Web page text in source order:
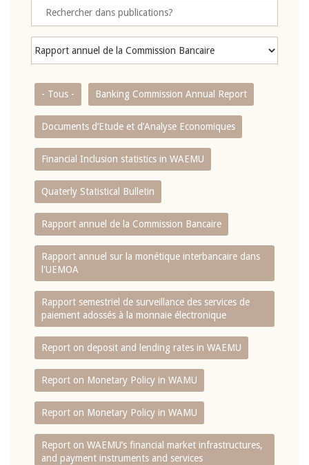
- Tous - Banking Commission Annual Report
Documents d’Etude et d’Analyse Economiques
Financial Inclusion statistics in WAEMU
Quaterly Statistical Bulletin
Rapport annuel de la Commission Bancaire
Rapport annuel sur la monétique interbancaire dans
l'UEMOA
Rapport semestriel de surveillance des services de
paiement adossés à la monnaie électronique
Report on deposit and lending rates in WAEMU
Report on Monetary Policy in WAMU
Report on Monetary Policy in WAMU
Report on WAEMU’s financial market infrastructures,
and payment instruments and services